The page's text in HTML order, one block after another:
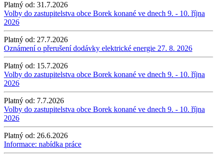
Platný od: 31.7.2026
Volby do zastupitelstva obce Borek konané ve dnech 9. - 10. října
2026
Platný od: 27.7.2026
Oznámení o přerušení dodávky elektrické energie 27. 8. 2026
Platný od: 15.7.2026
Volby do zastupitelstva obce Borek konané ve dnech 9. - 10. října
2026
Platný od: 7.7.2026
Volby do zastupitelstva obce Borek konané ve dnech 9. - 10. října
2026
Platný od: 26.6.2026
Informace: nabídka práce